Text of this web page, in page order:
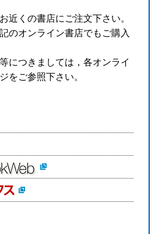
近くの書店にご注文下さい。
のオンライン書店でもご購入
につきましては，各オンライ
をご参照下さい。